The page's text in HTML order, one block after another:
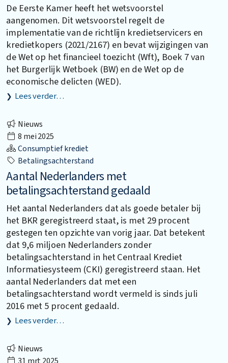
De Eerste Kamer heeft het wetsvoorstel
aangenomen. Dit wetsvoorstel regelt de
implementatie van de richtlijn kredietservicers en
kredietkopers (2021/2167) en bevat wijzigingen van
de Wet op het financieel toezicht (Wft), Boek 7 van
het Burgerlijk Wetboek (BW) en de Wet op de
economische delicten (WED).
Lees verder…
Nieuws
8 mei 2025
Consumptief krediet
Betalingsachterstand
Aantal Nederlanders met
betalingsachterstand gedaald
Het aantal Nederlanders dat als goede betaler bij
het BKR geregistreerd staat, is met 29 procent
gestegen ten opzichte van vorig jaar. Dat betekent
dat 9,6 miljoen Nederlanders zonder
betalingsachterstand in het Centraal Krediet
Informatiesysteem (CKI) geregistreerd staan. Het
aantal Nederlanders dat met een
betalingsachterstand wordt vermeld is sinds juli
2016 met 5 procent gedaald.
Lees verder…
Nieuws